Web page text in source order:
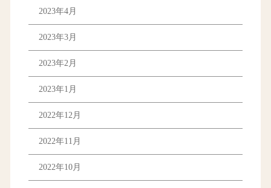
2023年4月
2023年3月
2023年2月
2023年1月
2022年12月
2022年11月
2022年10月